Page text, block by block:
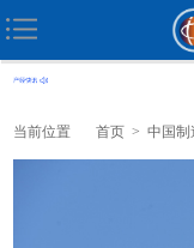
当前位置 首页 > 中国制